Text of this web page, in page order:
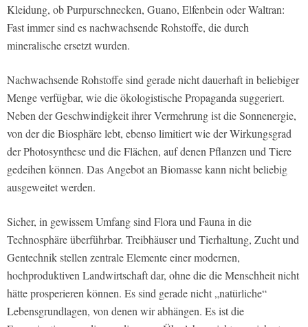
Kleidung, ob Purpurschnecken, Guano, Elfenbein oder Waltran:
Fast immer sind es nachwachsende Rohstoffe, die durch
mineralische ersetzt wurden.
Nachwachsende Rohstoffe sind gerade nicht dauerhaft in beliebiger
Menge verfügbar, wie die ökologistische Propaganda suggeriert.
Neben der Geschwindigkeit ihrer Vermehrung ist die Sonnenergie,
von der die Biosphäre lebt, ebenso limitiert wie der Wirkungsgrad
der Photosynthese und die Flächen, auf denen Pflanzen und Tiere
gedeihen können. Das Angebot an Biomasse kann nicht beliebig
ausgeweitet werden.
Sicher, in gewissem Umfang sind Flora und Fauna in die
Technosphäre überführbar. Treibhäuser und Tierhaltung, Zucht und
Gentechnik stellen zentrale Elemente einer modernen,
hochproduktiven Landwirtschaft dar, ohne die die Menschheit nicht
hätte prosperieren können. Es sind gerade nicht „natürliche“
Lebensgrundlagen, von denen wir abhängen. Es ist die